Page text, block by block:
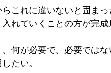
これに違いないと固ま
れていくことの方が完成
何が必要で、必要では
たい。